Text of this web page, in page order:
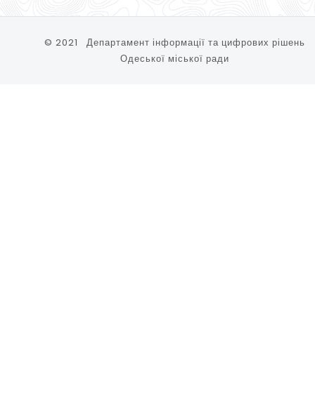
© 2021 Департамент інформації та цифрових рішень
Одеської міської ради